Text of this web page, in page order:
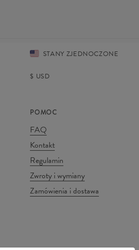
STANY ZJEDNOCZONE
$ USD
POMOC
FAQ
Kontakt
Regulamin
Zwroty i wymiany
Zamówienia i dostawa